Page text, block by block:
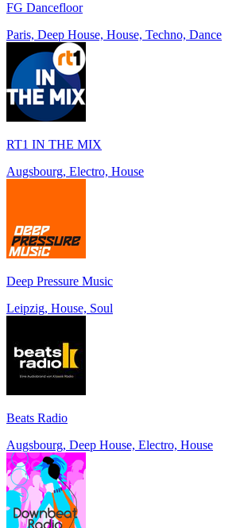
FG Dancefloor
Paris, Deep House, House, Techno, Dance
RT1 IN THE MIX
Augsbourg, Electro, House
Deep Pressure Music
Leipzig, House, Soul
Beats Radio
Augsbourg, Deep House, Electro, House